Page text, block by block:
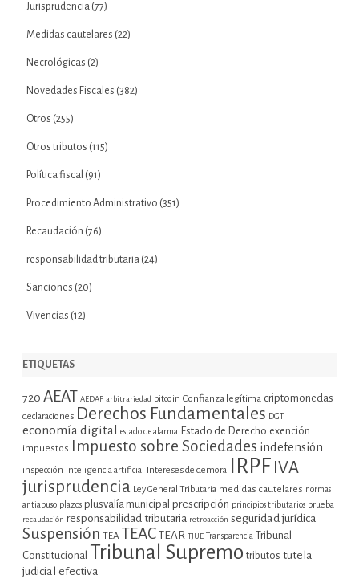
Jurisprudencia (77)
Medidas cautelares (22)
Necrológicas (2)
Novedades Fiscales (382)
Otros (255)
Otros tributos (115)
Política fiscal (91)
Procedimiento Administrativo (351)
Recaudación (76)
responsabilidad tributaria (24)
Sanciones (20)
Vivencias (12)
ETIQUETAS
720 AEAT AEDAF arbitrariedad bitcoin Confianza legítima criptomonedas
declaraciones Derechos Fundamentales DGT
economía digital estado de alarma Estado de Derecho exención
impuestos Impuesto sobre Sociedades indefensión
inspección inteligencia artificial Intereses de demora IRPF IVA
jurisprudencia Ley General Tributaria medidas cautelares normas
antiabuso plazos plusvalía municipal prescripción principios tributarios prueba
recaudación responsabilidad tributaria retroacción seguridad jurídica
Suspensión TEA TEAC TEAR TJUE Transparencia Tribunal
Constitucional Tribunal Supremo tributos tutela
judicial efectiva